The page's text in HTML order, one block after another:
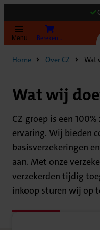
Menu Bereken uw premie
Home Over CZ Wat
Wat wij
CZ groep is een
ervaring. Wij bieden
basisverzekeringen
aan. Met onze
verzekerden tijdig
inkoop sturen wij op